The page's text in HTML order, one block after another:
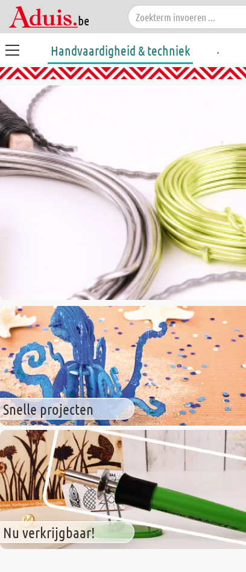
Handvaardigheid & techniek .
Snelle projecten
Nu verkrijgbaar!